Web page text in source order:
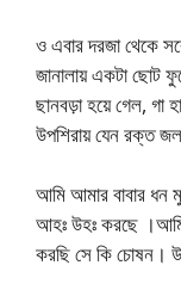
ও এবার দরজা থেকে
জানালায় একটা ছোট
ছানবড়া হয়ে গেল, গা
উপশিরায় যেন রক্ত
আমি আমার বাবার ধন
আহঃ উহঃ করছে ।আমি
করছি সে কি